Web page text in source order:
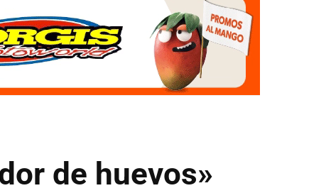
de huevos»